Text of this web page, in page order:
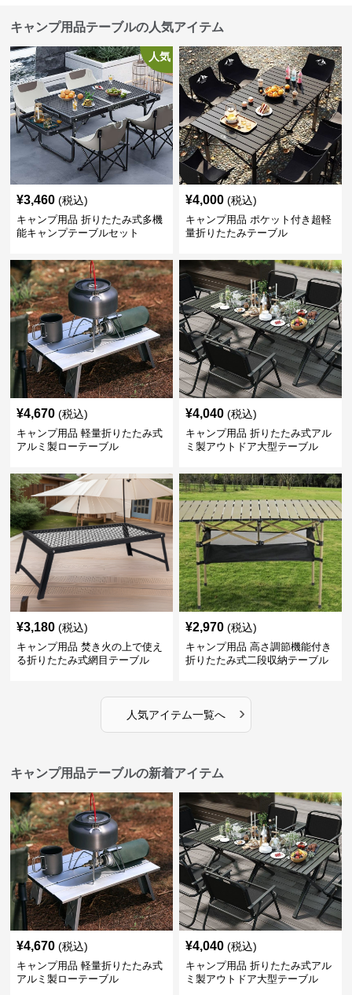
キャンプ用品テーブルの人気アイテム
人気
¥3,460 (税込)
キャンプ用品 折りたたみ式多機
能キャンプテーブルセット
¥4,000 (税込)
キャンプ用品 ポケット付き超軽
量折りたたみテーブル
¥4,670 (税込)
キャンプ用品 軽量折りたたみ式
アルミ製ローテーブル
¥4,040 (税込)
キャンプ用品 折りたたみ式アル
ミ製アウトドア大型テーブル
¥3,180 (税込)
キャンプ用品 焚き火の上で使え
る折りたたみ式網目テーブル
¥2,970 (税込)
キャンプ用品 高さ調節機能付き
折りたたみ式二段収納テーブル
人気アイテム一覧へ ›
キャンプ用品テーブルの新着アイテム
¥4,670 (税込)
キャンプ用品 軽量折りたたみ式
アルミ製ローテーブル
¥4,040 (税込)
キャンプ用品 折りたたみ式アル
ミ製アウトドア大型テーブル